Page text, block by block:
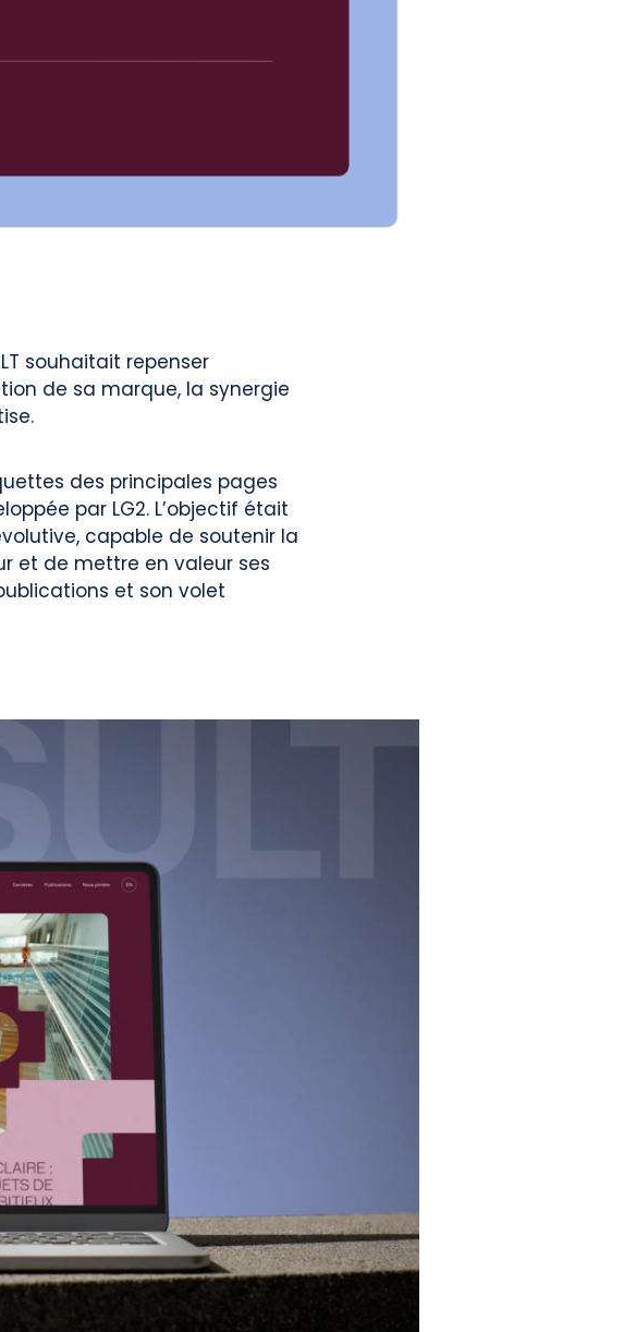
souhaitait repenser
de sa marque, la synergie
des principales pages
par LG2. L’objectif était
capable de soutenir la
et de mettre en valeur ses
et son volet